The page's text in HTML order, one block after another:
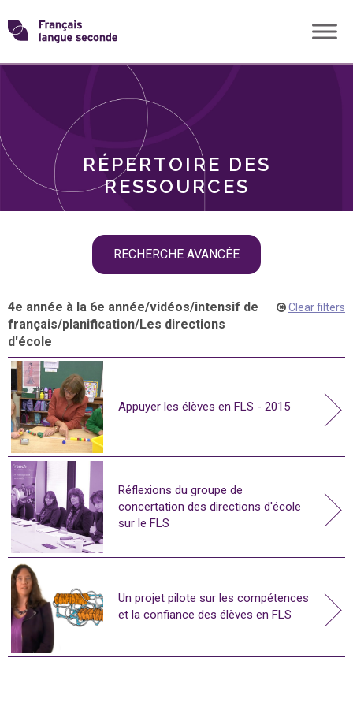
Skip
toTransformons
langue
RÉPERTOIRE DES
RESSOURCES
RECHERCHE AVANCÉE
THÈMES
4e année à la 6e année/vidéos/intensif de
français/planification/Les directions
d'école
Clear filters
Appuyer les élèves en FLS - 2015
Réflexions du groupe de
concertation des directions d'école
sur le FLS
Un projet pilote sur les compétences
et la confiance des élèves en FLS